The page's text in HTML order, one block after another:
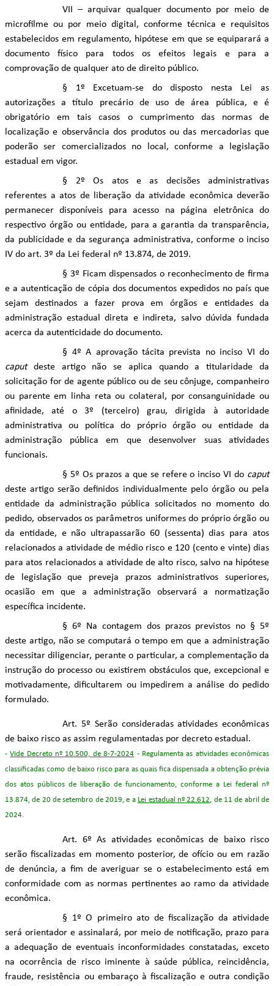
VII – arquivar qualquer documento por meio de
microfilme ou por meio digital, conforme técnica e requisitos
estabelecidos em regulamento, hipótese em que se equiparará a
documento físico para todos os efeitos legais e para a
comprovação de qualquer ato de direito público.
§ 1º Excetuam-se do disposto nesta Lei as
autorizações a título precário de uso de área pública, e é
obrigatório em tais casos o cumprimento das normas de
localização e observância dos produtos ou das mercadorias que
poderão ser comercializados no local, conforme a legislação
estadual em vigor.
§ 2º Os atos e as decisões administrativas
referentes a atos de liberação da atividade econômica deverão
permanecer disponíveis para acesso na página eletrônica do
respectivo órgão ou entidade, para a garantia da transparência,
da publicidade e da segurança administrativa, conforme o inciso
IV do art. 3º da Lei federal nº 13.874, de 2019.
§ 3º Ficam dispensados o reconhecimento de firma
e a autenticação de cópia dos documentos expedidos no país que
sejam destinados a fazer prova em órgãos e entidades da
administração estadual direta e indireta, salvo dúvida fundada
acerca da autenticidade do documento.
§ 4º A aprovação tácita prevista no inciso VI do
caputdeste artigo não se aplica quando a titularidade da
solicitação for de agente público ou de seu cônjuge, companheiro
ou parente em linha reta ou colateral, por consanguinidade ou
afinidade, até o 3º (terceiro) grau, dirigida à autoridade
administrativa ou política do próprio órgão ou entidade da
administração pública em que desenvolver suas atividades
funcionais.
§ 5º Os prazos a que se refere o inciso VI do caput
deste artigo serão definidos individualmente pelo órgão ou pela
entidade da administração pública solicitados no momento do
pedido, observados os parâmetros uniformes do próprio órgão ou
da entidade, e não ultrapassarão 60 (sessenta) dias para atos
relacionados a atividade de médio risco e 120 (cento e vinte) dias
para atos relacionados a atividade de alto risco, salvo na hipótese
de legislação que preveja prazos administrativos superiores,
ocasião em que a administração observará a normatização
específica incidente.
§ 6º Na contagem dos prazos previstos no § 5º
deste artigo, não se computará o tempo em que a administração
necessitar diligenciar, perante o particular, a complementação da
instrução do processo ou existirem obstáculos que, excepcional e
motivadamente, dificultarem ou impedirem a análise do pedido
formulado.
Art. 5º Serão consideradas atividades econômicas
de baixo risco as assim regulamentadas por decreto estadual.
-Vide Decreto nº 10.500, de 8-7-2024 - Regulamenta as atividades econômicas
classificadas como de baixo risco para as quais fica dispensada a obtenção prévia
dos atos públicos de liberação de funcionamento, conforme a Lei federal nº
13.874, de 20 de setembro de 2019, e a Lei estadual nº 22.612, de 11 de abril de
2024.
Art. 6º As atividades econômicas de baixo risco
serão fiscalizadas em momento posterior, de ofício ou em razão
de denúncia, a fim de averiguar se o estabelecimento está em
conformidade com as normas pertinentes ao ramo da atividade
econômica.
§ 1º O primeiro ato de fiscalização da atividade
será orientador e assinalará, por meio de notificação, prazo para
a adequação de eventuais inconformidades constatadas, exceto
na ocorrência de risco iminente à saúde pública, reincidência,
fraude, resistência ou embaraço à fiscalização e outra condição